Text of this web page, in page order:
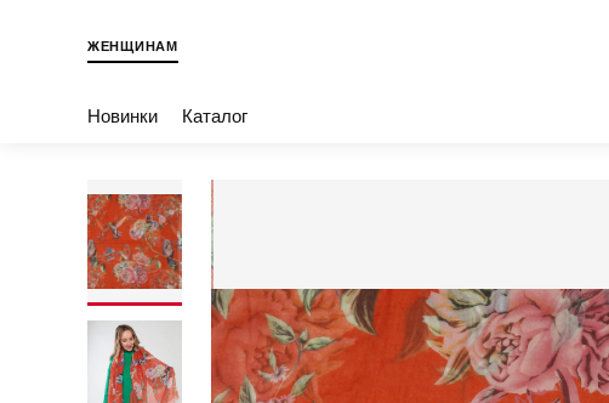
ЖЕНЩИНАМ
Новинки Каталог